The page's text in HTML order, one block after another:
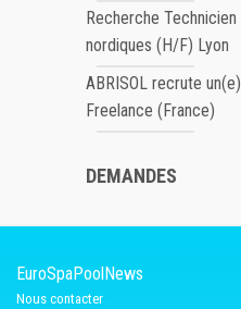
Recherche
nordiques (H/F) Lyon
ABRISOL recrute
Freelance (France)
DEMANDES
EuroSpaPoolNews
Nous contacter